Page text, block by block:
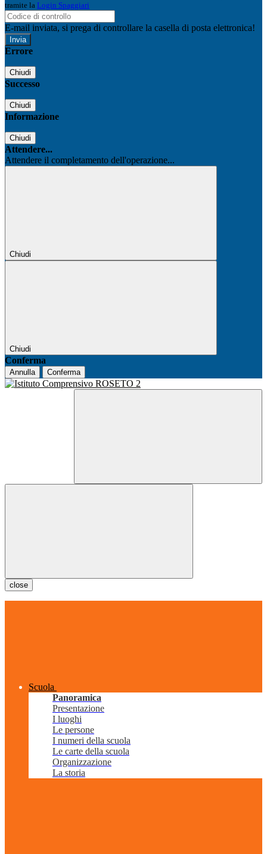
tramite la Login Spaggiari
E-mail inviata, si prega di controllare la casella di posta elettronica!
Errore
Chiudi
Successo
Chiudi
Informazione
Chiudi
Attendere...
Attendere il completamento dell'operazione...
Chiudi
Chiudi
Conferma
Annulla Conferma
close
Scuola
Panoramica
Presentazione
I luoghi
Le persone
I numeri della scuola
Le carte della scuola
Organizzazione
La storia